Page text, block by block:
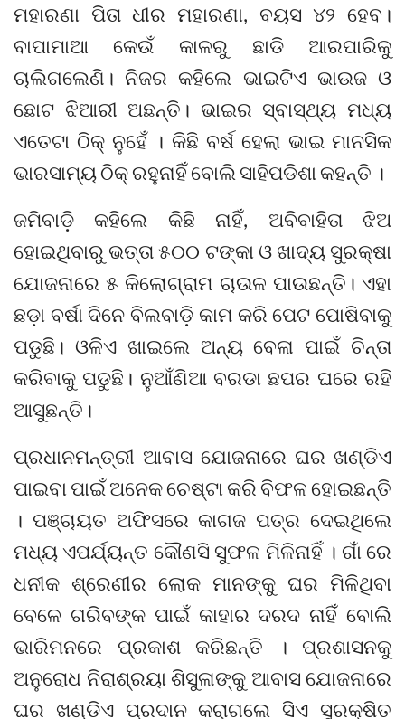
ମହାରଣା ପିତା ଧୀର ମହାରଣା, ବୟସ ୪୨ ହେବ।
ବାପାମାଆ କେଉଁ କାଳରୁ ଛାଡି ଆରପାରିକୁ
ଚାଲିଗଲେଣି। ନିଜର କହିଲେ ଭାଇଟିଏ ଭାଉଜ ଓ
ଛୋଟ ଝିଆରୀ ଅଛନ୍ତି। ଭାଇର ସ୍ବାସ୍ଥ୍ୟ ମଧ୍ୟ
ଏତେଟା ଠିକ୍ ନୁହେଁ । କିଛି ବର୍ଷ ହେଲା ଭାଇ ମାନସିକ
ଭାରସାମ୍ୟ ଠିକ୍ ରହୁନାହିଁ ବୋଲି ସାହିପଡିଶା କହନ୍ତି ।
ଜମିବାଡ଼ି କହିଲେ କିଛି ନାହିଁ, ଅବିବାହିତା ଝିଅ
ହୋଇଥିବାରୁ ଭତ୍ତା ୫୦୦ ଟଙ୍କା ଓ ଖାଦ୍ୟ ସୁରକ୍ଷା
ଯୋଜନାରେ ୫ କିଲୋଗ୍ରାମ ଚାଉଳ ପାଉଛନ୍ତି। ଏହା
ଛଡ଼ା ବର୍ଷା ଦିନେ ବିଲବାଡ଼ି କାମ କରି ପେଟ ପୋଷିବାକୁ
ପଡୁଛି। ଓଳିଏ ଖାଇଲେ ଅନ୍ୟ ବେଳା ପାଇଁ ଚିନ୍ତା
କରିବାକୁ ପଡୁଛି। ନୁଆଁଣିଆ ବରଡା ଛପର ଘରେ ରହି
ଆସୁଛନ୍ତି।
ପ୍ରଧାନମନ୍ତ୍ରୀ ଆବାସ ଯୋଜନାରେ ଘର ଖଣ୍ଡିଏ
ପାଇବା ପାଇଁ ଅନେକ ଚେଷ୍ଟା କରି ବିଫଳ ହୋଇଛନ୍ତି
। ପଞ୍ଚାୟତ ଅଫିସରେ କାଗଜ ପତ୍ର ଦେଇଥିଲେ
ମଧ୍ୟ ଏପର୍ଯ୍ୟନ୍ତ କୌଣସି ସୁଫଳ ମିଳିନାହିଁ । ଗାଁ ରେ
ଧନୀକ ଶ୍ରେଣୀର ଲୋକ ମାନଙ୍କୁ ଘର ମିଳିଥିବା
ବେଳେ ଗରିବଙ୍କ ପାଇଁ କାହାର ଦରଦ ନାହିଁ ବୋଲି
ଭାରିମନରେ ପ୍ରକାଶ କରିଛନ୍ତି । ପ୍ରଶାସନକୁ
ଅନୁରୋଧ ନିରାଶ୍ରୟା ଶିସୁଳାଙ୍କୁ ଆବାସ ଯୋଜନାରେ
ଘର ଖଣ୍ଡିଏ ପ୍ରଦାନ କରାଗଲେ ସିଏ ସୁରକ୍ଷିତ